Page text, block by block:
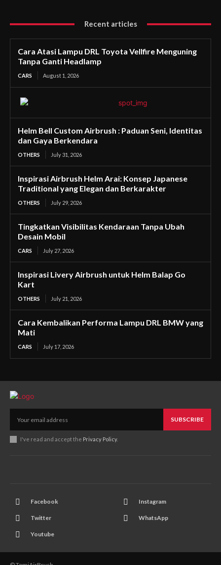
Recent articles
Cara Atasi Lampu DRL Toyota Vellfire Menguning
Tanpa Ganti Headlamp
CARS August 1, 2026
Helm Bell Custom Airbrush : Paduan Seni, Identitas
dan Gaya Berkendara
OTHERS July 31, 2026
Inspirasi Airbrush Helm Arai: Konsep Japanese
Traditional yang Elegan dan Berkarakter
OTHERS July 29, 2026
Tingkatkan Visibilitas Kendaraan Tanpa Ubah
Desain Mobil
CARS July 27, 2026
Inspirasi Livery Airbrush untuk Helm Balap Go
Kart
OTHERS July 21, 2026
Cara Kembalikan Performa Lampu DRL BMW yang
Mati
CARS July 17, 2026
SUBSCRIBE
I've read and accept the Privacy Policy.
Facebook Instagram
Twitter WhatsApp
Youtube